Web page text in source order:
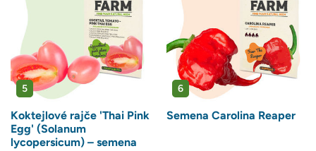
5
Koktejlové rajče 'Thai Pink
Egg' (Solanum
lycopersicum) – semena
6
Semena Carolina Reaper